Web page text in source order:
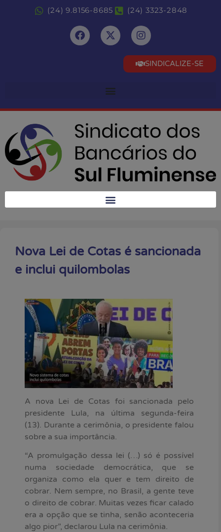
(24) 9.8156-8685 (24) 3323-2848
SINDICALIZE-SE
Nova Lei de Cotas é sancionada
e inclui quilombolas
A nova Lei de Cotas foi sancionada pelo
presidente Lula, na última segunda-feira
(13). Durante a cerimônia, o presidente falou
sobre a sua importância.
“A promulgação dessa lei (…) só é possível
numa sociedade democrática, que se
organiza como ela quer e tem direito de
cobrar. Nem sempre, no Brasil, a gente teve
o direito de cobrar. Muitas vezes ficar calado
era a opção que se tinha, senão aconteceria
algo pior”, declarou Lula na cerimônia.